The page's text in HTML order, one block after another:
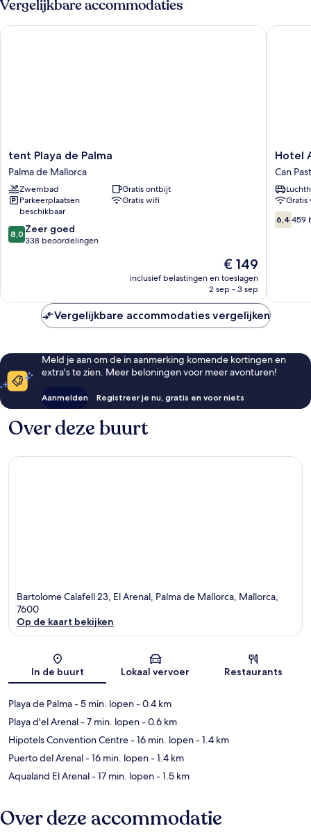
Vergelijkbare accommodaties
tent
Playa
de
Palma
Palma
Mallorca
tent Playa de Palma
Palma de Mallorca
Zwembad
Gratis ontbijt
Parkeerplaatsen
beschikbaar
Gratis wifi
8.0
van
beoordelingen
8,0 Zeer goed
338 beoordelingen
De
prijs
is
€ 149
inclusief belastingen en toeslagen
2 sep - 3 sep
tent Playa de Palma
Hotel
Amic
Can
Pastilla
Can
Pastilla
Hotel
Can
Gratis
6.4
van
6,4 459
Hotel
Vergelijkbare accommodaties vergelijken
Meld je aan om de in aanmerking komende kortingen en
extra's te zien. Meer beloningen voor meer avonturen!
Aanmelden Registreer je nu, gratis en voor niets
Over deze buurt
Bartolome Calafell 23, El Arenal, Palma de Mallorca, Mallorca,
7600
Op de kaart bekijken
In de buurt Lokaal vervoer Restaurants
Playa de Palma- 5 min. lopen- 0.4 km
Playa d'el Arenal- 7 min. lopen- 0.6 km
Hipotels Convention Centre- 16 min. lopen- 1.4 km
Puerto del Arenal- 16 min. lopen- 1.4 km
Aqualand El Arenal- 17 min. lopen- 1.5 km
Over deze accommodatie